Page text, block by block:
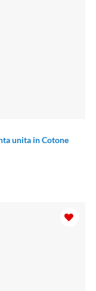
unita in Cotone